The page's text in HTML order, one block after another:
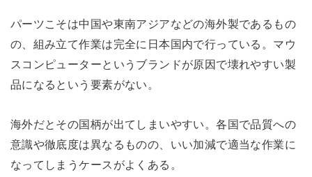
パーツこそは中国や東南アジアなどの海外製であるもの
の、組み立て作業は完全に日本国内で行っている。マウ
スコンピューターというブランドが原因で壊れやすい製
品になるという要素がない。
海外だとその国柄が出てしまいやすい。各国で品質への
意識や徹底度は異なるものの、いい加減で適当な作業に
なってしまうケースがよくある。